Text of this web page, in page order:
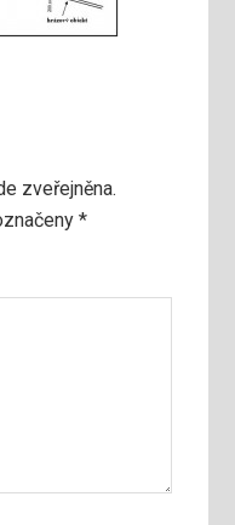
zveřejněna.
*